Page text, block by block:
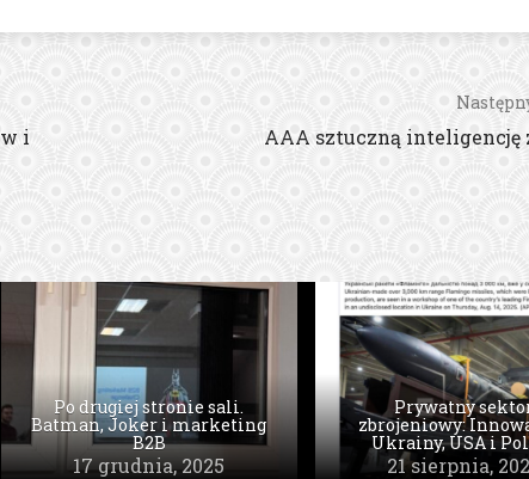
i
AAA sztuczną inteligencję
Fakty o AR I VR, które musisz
znać
11 sierpnia, 2025
Polak potrafi,
rodzimych
rodzimych
6 marca, 2017